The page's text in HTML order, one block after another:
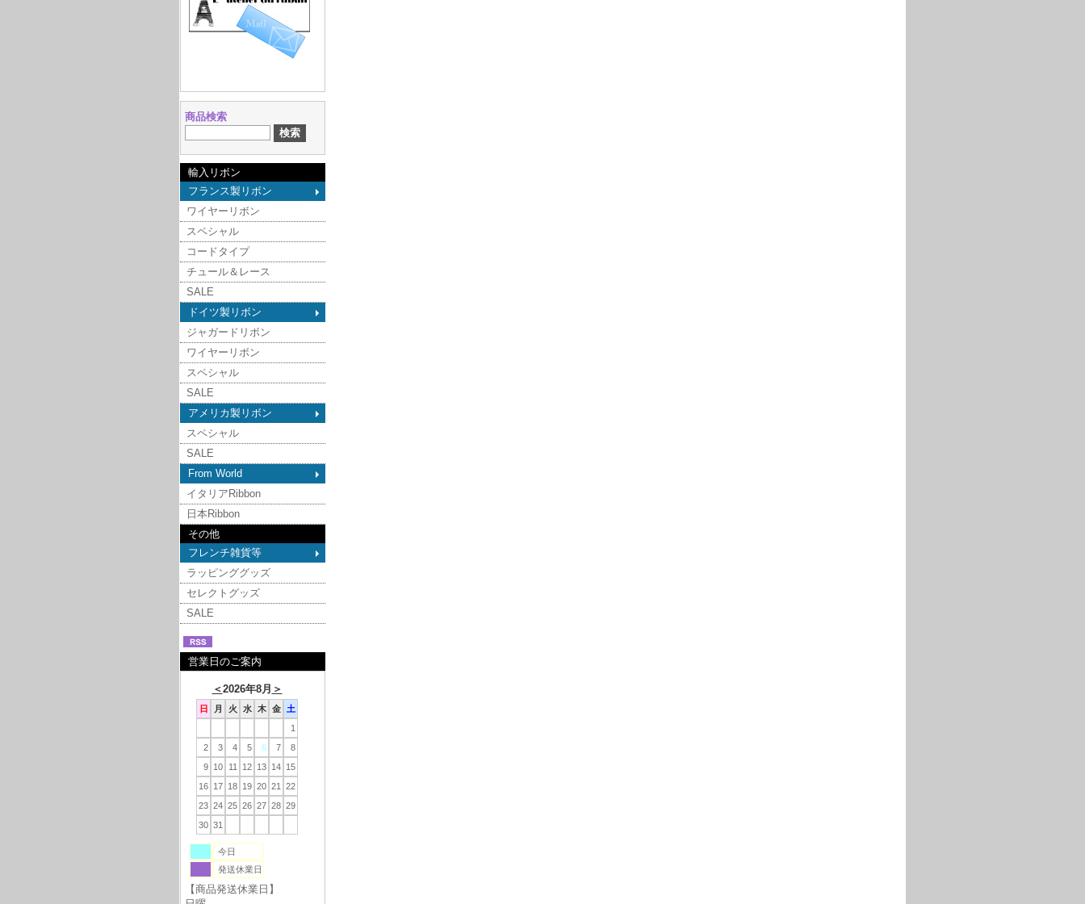
商品検索
輸入リボン
フランス製リボン
ワイヤーリボン
スペシャル
コードタイプ
チュール＆レース
SALE
ドイツ製リボン
ジャガードリボン
ワイヤーリボン
スペシャル
SALE
アメリカ製リボン
スペシャル
SALE
From World
イタリアRibbon
日本Ribbon
その他
フレンチ雑貨等
ラッピンググッズ
セレクトグッズ
SALE
営業日のご案内
＜2026年8月 ＞
日 月 火 水 木 金
土
1
2
3 4 5 6 7
8
9 10 11 12 13 14 15
16 17 18 19 20 21
22
23 24 25 26 27 28 29
30 31
今日
発送休業日
【商品発送休業日】